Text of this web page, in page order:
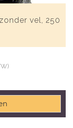
vel, 250